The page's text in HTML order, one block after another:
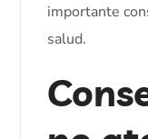
importante
salud.